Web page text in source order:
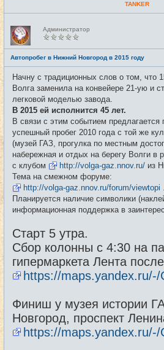
TANKER
Н
е
в
с
е
т
и
Администратор
Автопробег в Нижний Новгород в 2015 году
Начну с традиционных слов о том, что
Волга заменила на конвейере 21-ую и
легковой моделью завода.
В 2015 ей исполнится 45 лет.
В связи с этим событием предлагается
успешный пробег 2010 года с той же
(музей ГАЗ, прогулка по местным
набережная и отдых на берегу Волги в
с клубом
http://volga-gaz.nnov.ru/ из
Тема на смежном форуме:
http://volga-gaz.nnov.ru/forum/viewtopi
Планируется наличие символики
информационная поддержка в
Старт 5 утра.
Сбор колонны с 4:30 на
гипермаркета Лента
https://maps.yandex.ru/-/
Финиш у музея истории
Новгород, проспект
https://maps.yandex.ru/-/